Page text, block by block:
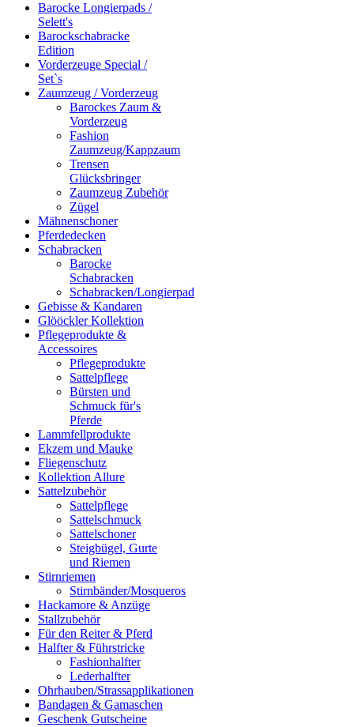
Barocke Longierpads /
Selett's
Barockschabracke
Edition
Vorderzeuge Special /
Set`s
Zaumzeug / Vorderzeug
Barockes Zaum &
Vorderzeug
Fashion
Zaumzeug/Kappzaum
Trensen
Glücksbringer
Zaumzeug Zubehör
Zügel
Mähnenschoner
Pferdedecken
Schabracken
Barocke
Schabracken
Schabracken/Longierpad
Gebisse & Kandaren
Glööckler Kollektion
Pflegeprodukte &
Accessoires
Pflegeprodukte
Sattelpflege
Bürsten und
Schmuck für's
Pferde
Lammfellprodukte
Ekzem und Mauke
Fliegenschutz
Kollektion Allure
Sattelzubehör
Sattelpflege
Sattelschmuck
Sattelschoner
Steigbügel, Gurte
und Riemen
Stirnriemen
Stirnbänder/Mosqueros
Hackamore & Anzüge
Stallzubehör
Für den Reiter & Pferd
Halfter & Führstricke
Fashionhalfter
Lederhalfter
Ohrhauben/Strassapplikationen
Bandagen & Gamaschen
Geschenk Gutscheine